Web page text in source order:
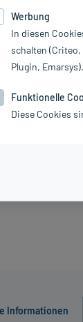
Informationen
Werbung
In diesen
schalten (Criteo,
Plugin, Emarsys).
Funktionelle
Diese Cookies